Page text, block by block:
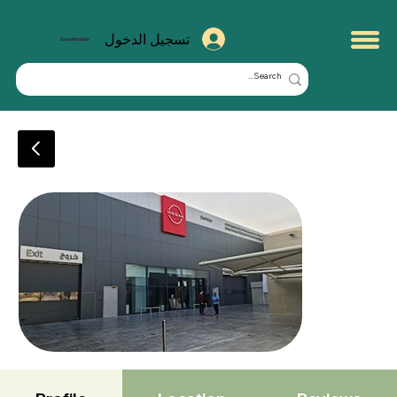
kuwaitmate تسجيل الدخول